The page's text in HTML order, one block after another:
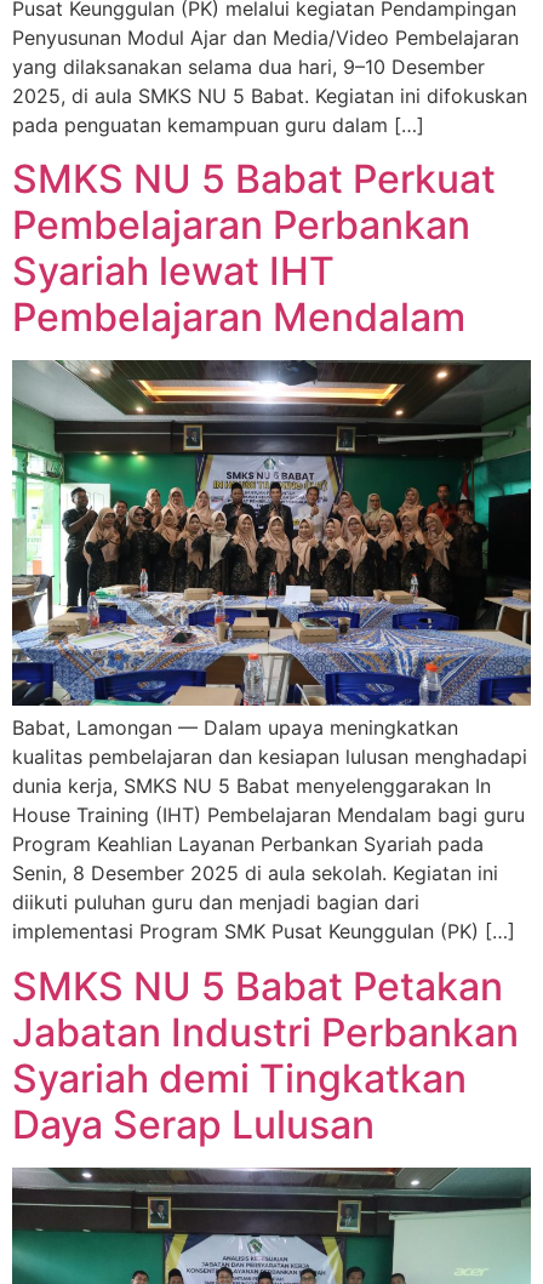
Pusat Keunggulan (PK) melalui kegiatan Pendampingan
Penyusunan Modul Ajar dan Media/Video Pembelajaran
yang dilaksanakan selama dua hari, 9–10 Desember
2025, di aula SMKS NU 5 Babat. Kegiatan ini difokuskan
pada penguatan kemampuan guru dalam […]
SMKS NU 5 Babat Perkuat
Pembelajaran Perbankan
Syariah lewat IHT
Pembelajaran Mendalam
Babat, Lamongan — Dalam upaya meningkatkan
kualitas pembelajaran dan kesiapan lulusan menghadapi
dunia kerja, SMKS NU 5 Babat menyelenggarakan In
House Training (IHT) Pembelajaran Mendalam bagi guru
Program Keahlian Layanan Perbankan Syariah pada
Senin, 8 Desember 2025 di aula sekolah. Kegiatan ini
diikuti puluhan guru dan menjadi bagian dari
implementasi Program SMK Pusat Keunggulan (PK) […]
SMKS NU 5 Babat Petakan
Jabatan Industri Perbankan
Syariah demi Tingkatkan
Daya Serap Lulusan